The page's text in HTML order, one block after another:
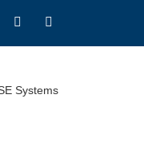
Systems